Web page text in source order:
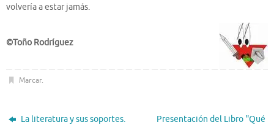
volvería a estar jamás.
©Toño Rodríguez
Marcar.
La literatura y sus soportes.
Presentación del Libro ''Qué